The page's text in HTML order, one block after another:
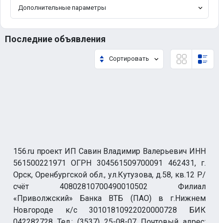
Дополнительные параметры
Последние объявления
Сортировать
156.ru проект ИП Савин Владимир Валерьевич ИНН
561500221971 ОГРН 304561509700091 462431, г.
Орск, Оренбургской обл., ул.Кутузова, д.58, кв.12 Р/
счёт 40802810700490010502 Филиал
«Приволжский» Банка ВТБ (ПАО) в г.Нижнем
Новгороде к/с 30101810922020000728 БИК